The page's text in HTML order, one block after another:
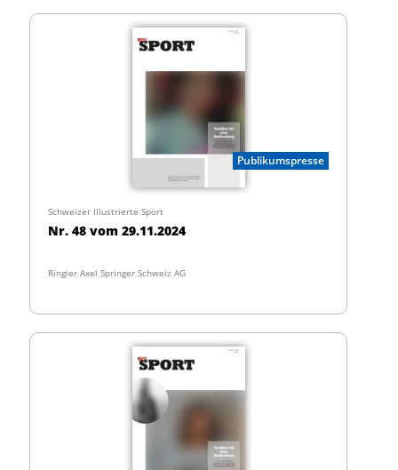
Publikumspresse
Schweizer Illustrierte Sport
Nr. 48 vom 29.11.2024
Ringier Axel Springer Schweiz AG